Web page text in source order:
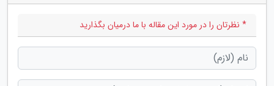
* نظرتان را در مورد این مقاله با ما درمیان بگذارید